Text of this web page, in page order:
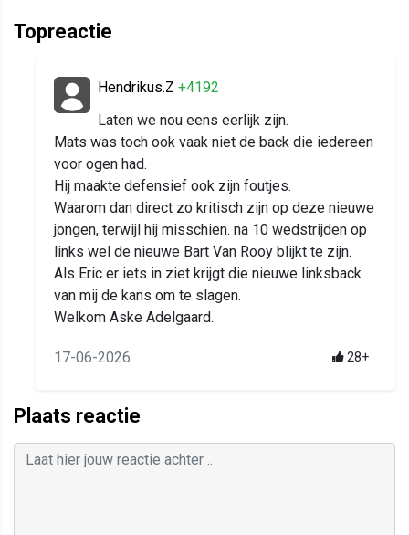
Topreactie
Hendrikus.Z +4192
Laten we nou eens eerlijk zijn.
Mats was toch ook vaak niet de back die iedereen
voor ogen had.
Hij maakte defensief ook zijn foutjes.
Waarom dan direct zo kritisch zijn op deze nieuwe
jongen, terwijl hij misschien. na 10 wedstrijden op
links wel de nieuwe Bart Van Rooy blijkt te zijn.
Als Eric er iets in ziet krijgt die nieuwe linksback
van mij de kans om te slagen.
Welkom Aske Adelgaard.
17-06-2026 28+
Plaats reactie